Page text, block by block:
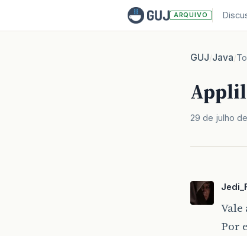
ARQUIVO
GUJ/Java/
29 de julho
Vale
Por